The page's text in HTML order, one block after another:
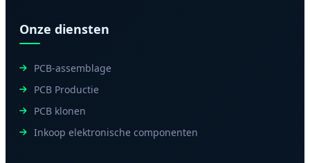
Onze diensten
PCB-assemblage
PCB Productie
PCB klonen
Inkoop elektronische componenten